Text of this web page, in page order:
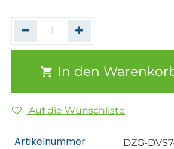
In den
Auf die Wunschliste
Artikelnummer DZG-